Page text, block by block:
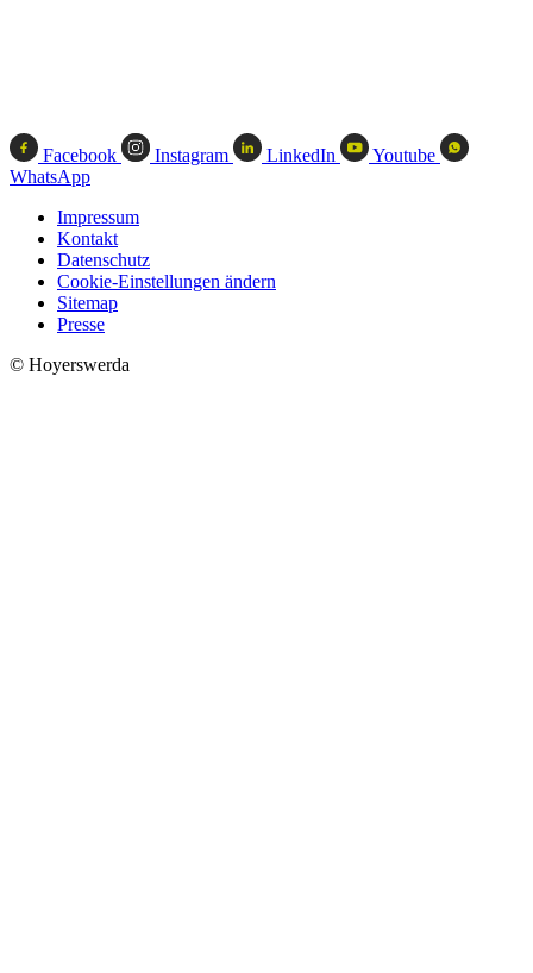
Facebook Instagram LinkedIn
Youtube
WhatsApp
Impressum
Kontakt
Datenschutz
Cookie-Einstellungen ändern
Sitemap
Presse
© Hoyerswerda